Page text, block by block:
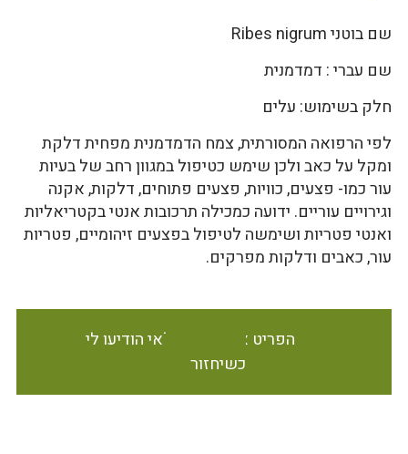
שם בוטני Ribes nigrum
שם עברי : דמדמנית
חלק בשימוש: עלים
לפי הרפואה המסורתית, צמח הדמדמנית מפחית דלקת
ומקל על כאב ולכן שימש כטיפול במגוון רחב של בעיות
עור כמו- פצעים, כוויות, פצעים פתוחים, דלקות, אקנה
וגירויים עוריים. ידועה כמכילה תרכובות אנטי בקטריאליות
ואנטי פטריות ושימשה לטיפול בפצעים זיהומיים, פטריות
עור, כאבים ודלקות מפרקים.
הפריט אינו זמין במלאי הודיעו לי
כשיחזור